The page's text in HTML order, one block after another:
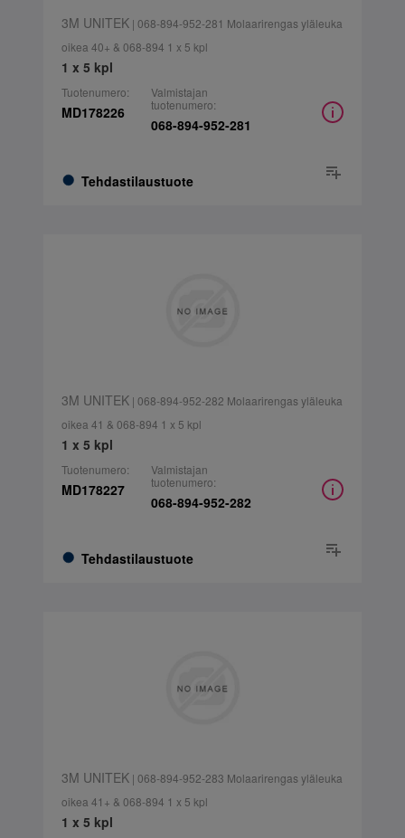
3M UNITEK| 068-894-952-281 Molaarirengas yläleuka
oikea 40+ & 068-894 1 x 5 kpl
1 x 5 kpl
Tuotenumero:
MD178226
Tehdastilaustuote
Valmistajan
tuotenumero:
068-894-952-281
3M UNITEK| 068-894-952-282 Molaarirengas yläleuka
oikea 41 & 068-894 1 x 5 kpl
1 x 5 kpl
Tuotenumero:
MD178227
Tehdastilaustuote
Valmistajan
tuotenumero:
068-894-952-282
3M UNITEK| 068-894-952-283 Molaarirengas yläleuka
oikea 41+ & 068-894 1 x 5 kpl
1 x 5 kpl